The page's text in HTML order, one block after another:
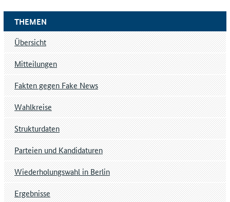
THEMEN
Übersicht
Mitteilungen
Fakten gegen Fake News
Wahlkreise
Strukturdaten
Parteien und Kandidaturen
Wiederholungswahl in Berlin
Ergebnisse